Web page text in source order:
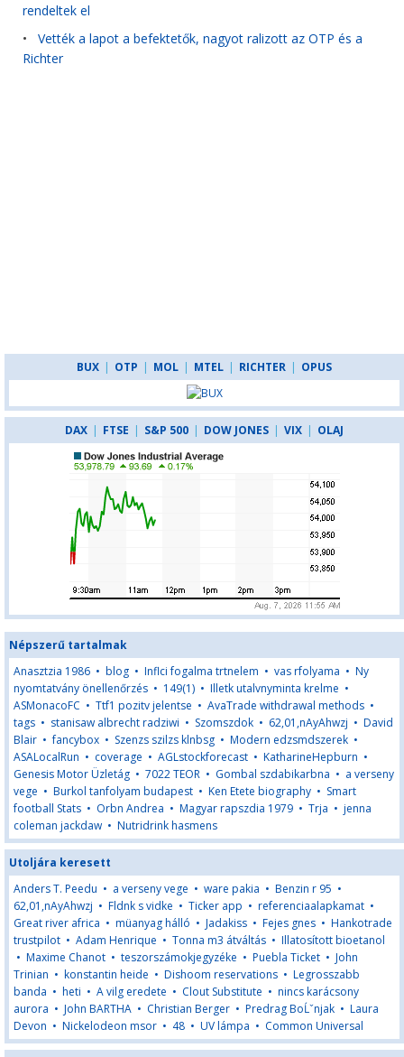
rendeltek el
• Vették a lapot a befektetők, nagyot ralizott az OTP és a
Richter
BUX | OTP | MOL | MTEL | RICHTER | OPUS
DAX | FTSE | S&P 500 | DOW JONES | VIX | OLAJ
Népszerű tartalmak
Anasztzia 1986 • blog • Inflci fogalma trtnelem • vas rfolyama • Ny
nyomtatvány önellenőrzés • 149(1) • Illetk utalvnyminta krelme •
ASMonacoFC • Ttf1 pozitv jelentse • AvaTrade withdrawal methods •
tags • stanisaw albrecht radziwi • Szomszdok • 62,01,nAyAhwzj • David
Blair •fancybox • Szenzs szilzs klnbsg • Modern edzsmdszerek •
ASALocalRun • coverage • AGLstockforecast • KatharineHepburn •
Genesis Motor Üzletág • 7022 TEOR • Gombal szdabikarbna • a verseny
vege • Burkol tanfolyam budapest • Ken Etete biography • Smart
football Stats • Orbn Andrea • Magyar rapszdia 1979 • Trja • jenna
coleman jackdaw • Nutridrink hasmens
Utoljára keresett
Anders T. Peedu • a verseny vege • ware pakia • Benzin r 95 •
62,01,nAyAhwzj • Fldnk s vidke • Ticker app • referenciaalapkamat •
Great river africa • müanyag hálló • Jadakiss • Fejes gnes • Hankotrade
trustpilot • Adam Henrique • Tonna m3 átváltás • Illatosított bioetanol
• Maxime Chanot • teszorszámokjegyzéke • Puebla Ticket • John
Trinian • konstantin heide • Dishoom reservations • Legrosszabb
banda • heti • A vilg eredete • Clout Substitute • nincs karácsony
aurora • John BARTHA • Christian Berger • Predrag BoĹˇnjak • Laura
Devon • Nickelodeon msor • 48 • UV lámpa • Common Universal